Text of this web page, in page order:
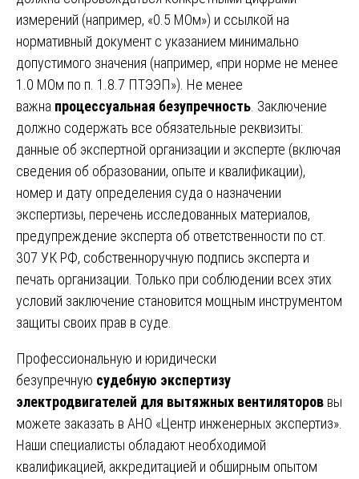
измерений (например, «0.5 МОм») и ссылкой на
нормативный документ с указанием минимально
допустимого значения (например, «при норме не менее
1.0 МОм по п. 1.8.7 ПТЭЭП»). Не менее
важна процессуальная безупречность . Заключение
должно содержать все обязательные реквизиты:
данные об экспертной организации и эксперте (включая
сведения об образовании, опыте и квалификации),
номер и дату определения суда о назначении
экспертизы, перечень исследованных материалов,
предупреждение эксперта об ответственности по ст.
307 УК РФ, собственноручную подпись эксперта и
печать организации. Только при соблюдении всех этих
условий заключение становится мощным инструментом
защиты своих прав в суде.
Профессиональную и юридически
безупречную судебную экспертизу
электродвигателей для вытяжных вентиляторов вы
можете заказать в АНО «Центр инженерных экспертиз».
Наши специалисты обладают необходимой
квалификацией, аккредитацией и обширным опытом